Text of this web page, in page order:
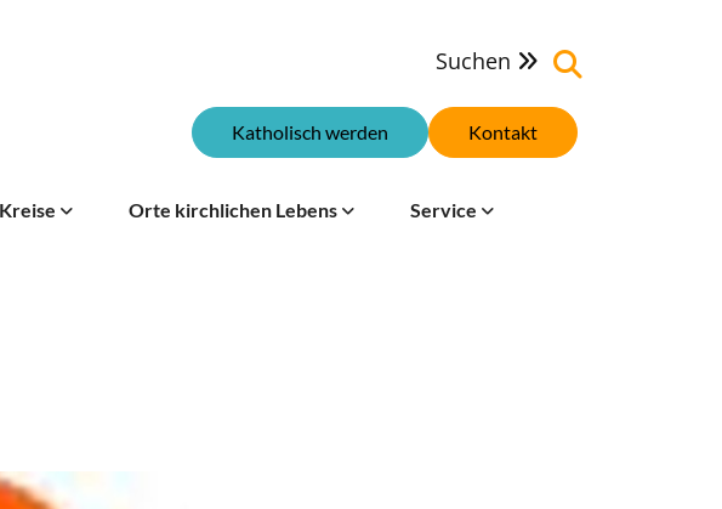
Suchen 
Kontakt
Katholisch werden
Orte kirchlichen Lebens Service